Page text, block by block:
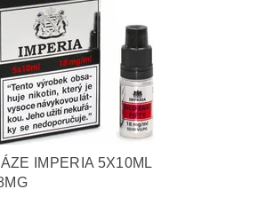
IMPERIA 5X10ML